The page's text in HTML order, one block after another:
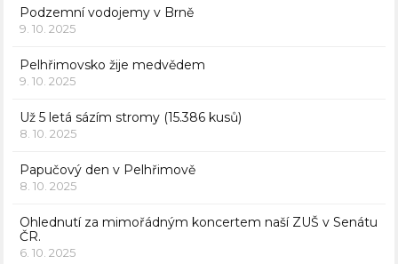
Podzemní vodojemy v Brně
9. 10. 2025
Pelhřimovsko žije medvědem
9. 10. 2025
Už 5 letá sázím stromy (15.386 kusů)
8. 10. 2025
Papučový den v Pelhřimově
8. 10. 2025
Ohlednutí za mimořádným koncertem naší ZUŠ v Senátu
ČR.
6. 10. 2025